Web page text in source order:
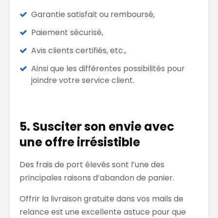
Garantie satisfait ou remboursé,
Paiement sécurisé,
Avis clients certifiés, etc.,
Ainsi que les différentes possibilités pour
joindre votre service client.
5. Susciter son envie avec
une offre irrésistible
Des frais de port élevés sont l’une des
principales raisons d’abandon de panier.
Offrir la livraison gratuite dans vos mails de
relance est une excellente astuce pour que